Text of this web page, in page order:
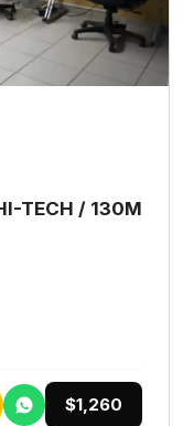
TECH / 130M
$1,260